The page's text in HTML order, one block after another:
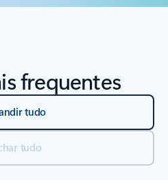
frequentes
tudo
tudo